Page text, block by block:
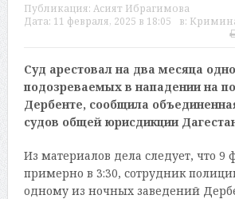
Публикация: Асият Ибрагимова
Дата: 11 февраля, 2025 в 18:05 в:
Суд арестовал на два месяца
подозреваемых в нападении на
Дербенте, сообщила
судов общей юрисдикции
Из материалов дела следует, что 9
примерно в 3:30, сотрудник
одному из ночных заведений